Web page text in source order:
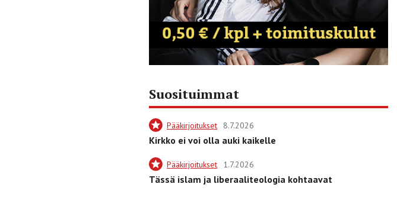
Suosituimmat
Pääkirjoitukset 8.7.2026
Kirkko ei voi olla auki kaikelle
Pääkirjoitukset 1.7.2026
Tässä islam ja liberaaliteologia kohtaavat